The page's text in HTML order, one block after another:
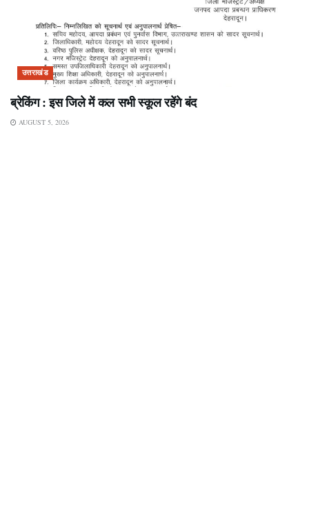
उत्तराखंड
ब्रेकिंग : इस जिले में कल सभी स्कूल रहेंगे बंद
AUGUST 5, 2026